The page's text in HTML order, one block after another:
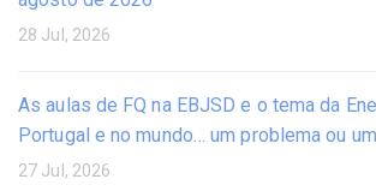
28 Jul, 2026
As aulas de FQ na EBJSD e o tema da
Portugal e no mundo… um problema ou
27 Jul, 2026